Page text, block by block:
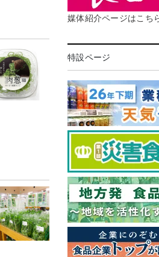
媒体紹介ページはこち
特設ページ